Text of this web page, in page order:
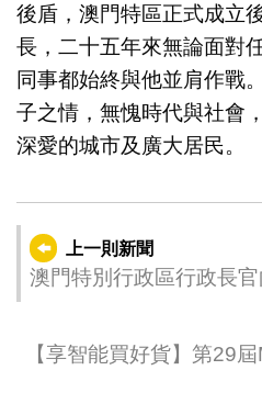
後盾，澳門特區正式成立
長，二十五年來無論面對
同事都始終與他並肩作戰
子之情，無愧時代與社會
深愛的城市及廣大居民。
上一則新聞
澳門特別行政區行政長
【享智能買好貨】第29